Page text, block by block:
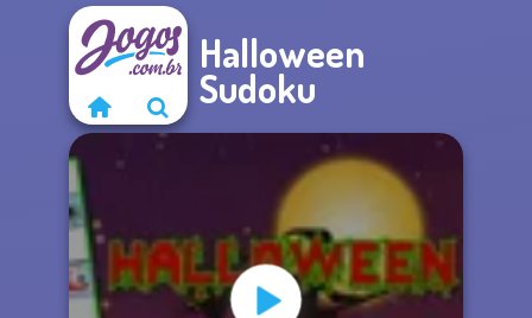
Halloween
Sudoku